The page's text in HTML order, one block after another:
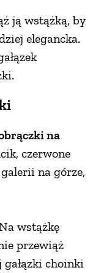
ją wstążką, by
elegancka.
na
czerwone
na górze,
wstążkę
przewiąż
choinki